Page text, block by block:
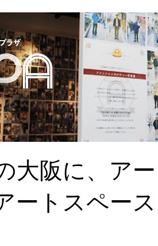
大阪に、ア
ートスペー